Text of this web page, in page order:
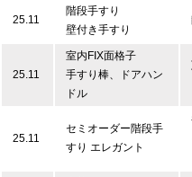
25.11
階段手すり
壁付き手すり
25.11
室内FIX面格子
手すり棒、ドアハン
ドル
25.11
セミオーダー階段手
すり エレガント